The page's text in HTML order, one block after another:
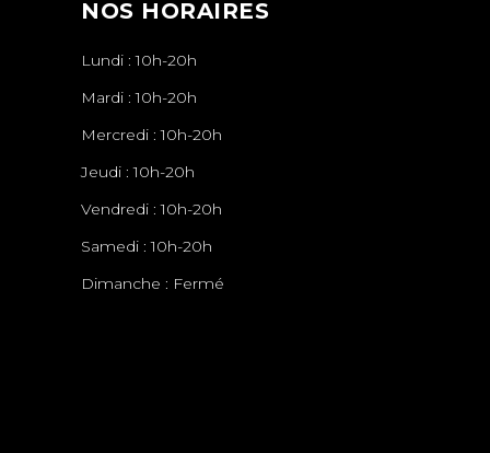
NOS HORAIRES
Lundi : 10h-20h
Mardi : 10h-20h
Mercredi : 10h-20h
Jeudi : 10h-20h
Vendredi : 10h-20h
Samedi : 10h-20h
Dimanche : Fermé